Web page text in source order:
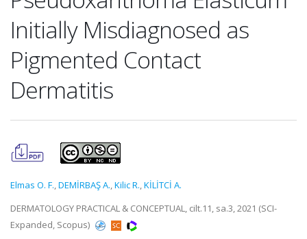
Initially Misdiagnosed as
Pigmented Contact
Dermatitis
Elmas O. F.,DEMİRBAŞ A.,Kilic R.,KİLİTCİ A.
DERMATOLOGY PRACTICAL & CONCEPTUAL, cilt.11, sa.3, 2021 (SCI-
Expanded, Scopus)